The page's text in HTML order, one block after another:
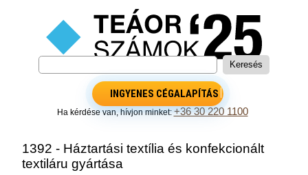
INGYENES CÉGALAPÍTÁS
Ha kérdése van, hívjon minket:+36 30 220 1100
1392 - Háztartási textília és konfekcionált
textiláru gyártása